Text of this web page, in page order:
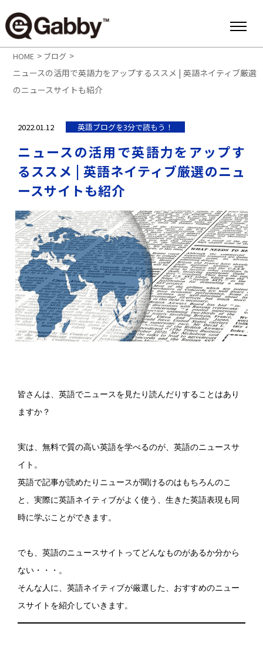
HOME > ブログ >
ニュースの活用で英語力をアップするススメ | 英語ネイティブ厳選
のニュースサイトも紹介
2022.01.12 英語ブログを3分で読もう！
ニュースの活用で英語力をアップす
るススメ | 英語ネイティブ厳選のニュ
ースサイトも紹介
皆さんは、英語でニュースを見たり読んだりすることはあり
ますか？
実は、無料で質の高い英語を学べるのが、英語のニュースサ
イト。
英語で記事が読めたりニュースが聞けるのはもちろんのこ
と、実際に英語ネイティブがよく使う、生きた英語表現も同
時に学ぶことができます。
でも、英語のニュースサイトってどんなものがあるか分から
ない・・・。
そんな人に、英語ネイティブが厳選した、おすすめのニュー
スサイトを紹介していきます。